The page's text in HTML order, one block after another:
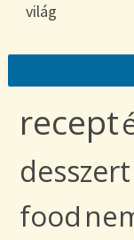
világ
recept
desszert
food